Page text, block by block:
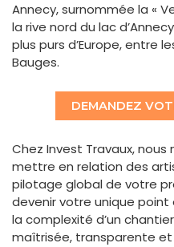
Annecy, surnommée la «
la rive nord du lac
plus purs d’Europe, entre
Bauges.
DEMANDEZ
Chez Invest Travaux,
mettre en relation des
pilotage global de votre
devenir votre unique
la complexité d’un
maîtrisée, transparente et